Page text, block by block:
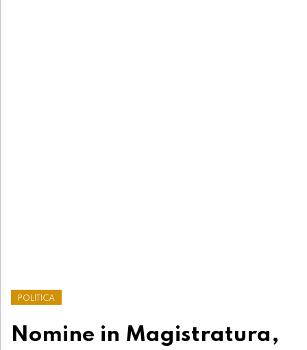
POLITICA
Nomine in Magistratura,